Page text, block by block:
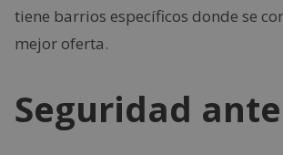
tiene barrios específicos donde se
mejor oferta.
Seguridad